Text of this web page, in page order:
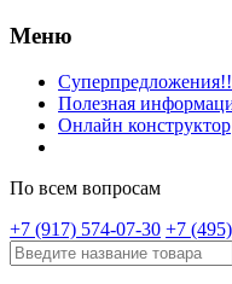
Меню
Полезная
Онлайн конструктор
По всем вопросам
+7 (917) 574-07-30 +7